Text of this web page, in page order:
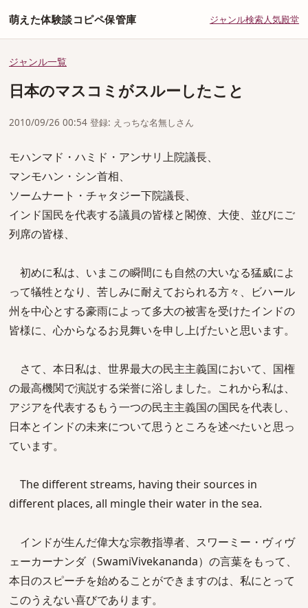
萌えた体験談コピペ保管庫 ジャンル検索人気殿堂
ジャンル一覧
日本のマスコミがスルーしたこと
2010/09/26 00:54 登録: えっちな名無しさん
モハンマド・ハミド・アンサリ上院議長、
マンモハン・シン首相、
ソームナート・チャタジー下院議長、
インド国民を代表する議員の皆様と閣僚、大使、並びにご
列席の皆様、
初めに私は、いまこの瞬間にも自然の大いなる猛威によ
って犠牲となり、苦しみに耐えておられる方々、ビハール
州を中心とする豪雨によって多大の被害を受けたインドの
皆様に、心からなるお見舞いを申し上げたいと思います。
さて、本日私は、世界最大の民主主義国において、国権
の最高機関で演説する栄誉に浴しました。これから私は、
アジアを代表するもう一つの民主主義国の国民を代表し、
日本とインドの未来について思うところを述べたいと思っ
ています。
The different streams, having their sources in
different places, all mingle their water in the sea.
インドが生んだ偉大な宗教指導者、スワーミー・ヴィヴ
ェーカーナンダ（SwamiVivekananda）の言葉をもって、
本日のスピーチを始めることができますのは、私にとって
このうえない喜びであります。